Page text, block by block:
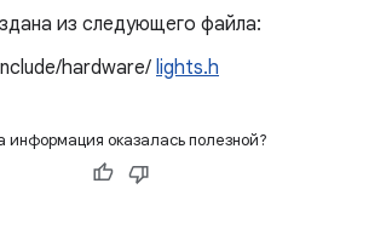
из следующего файла:
hardware/ lights.h
информация оказалась полезной?